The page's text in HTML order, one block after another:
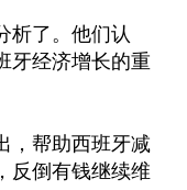
析了。他们认
牙经济增长的重
，帮助西班牙减
反倒有钱继续维